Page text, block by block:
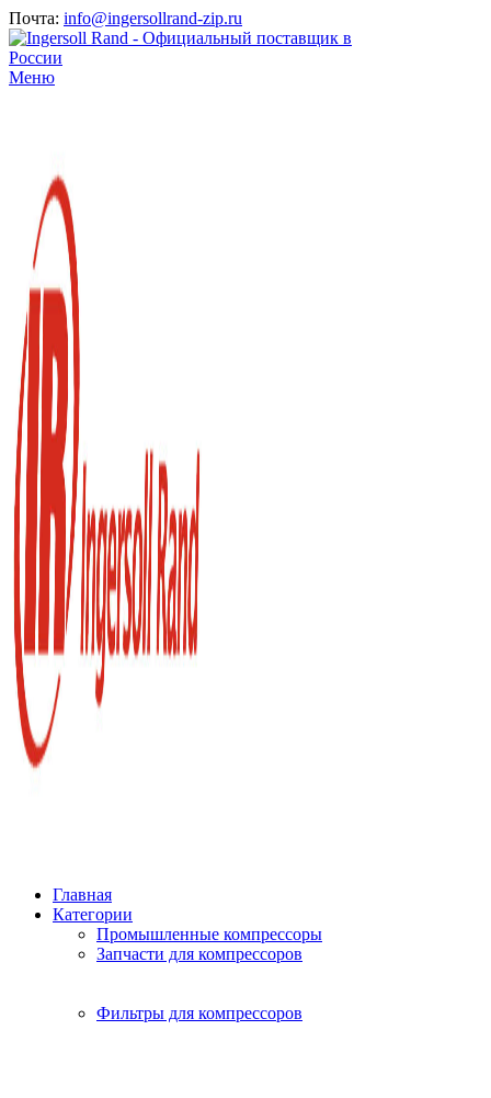
Почта: info@ingersollrand-zip.ru
Меню
Главная
Категории
Промышленные компрессоры
Запчасти для компрессоров
Фильтры для компрессоров